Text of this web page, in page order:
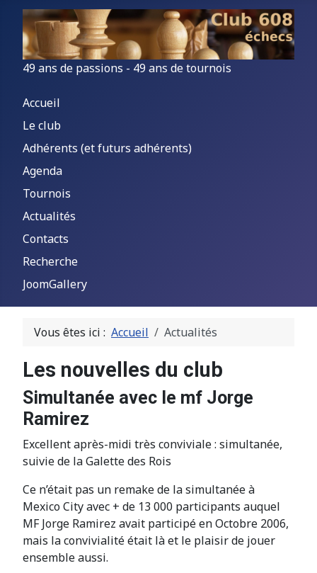
49 ans de passions - 49 ans de tournois
Accueil
Le club
Adhérents (et futurs adhérents)
Agenda
Tournois
Actualités
Contacts
Recherche
JoomGallery
Vous êtes ici : Accueil Actualités
Les nouvelles du club
Simultanée avec le mf Jorge
Ramirez
Excellent après-midi très conviviale : simultanée,
suivie de la Galette des Rois
Ce n’était pas un remake de la simultanée à
Mexico City avec + de 13 000 participants auquel
MF Jorge Ramirez avait participé en Octobre 2006,
mais la convivialité était là et le plaisir de jouer
ensemble aussi.